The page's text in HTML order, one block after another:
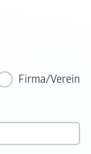
Firma/Verein